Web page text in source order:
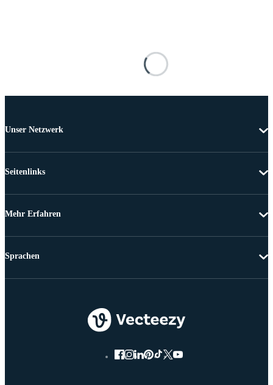
Unser Netzwerk
Seitenlinks
Mehr Erfahren
Sprachen